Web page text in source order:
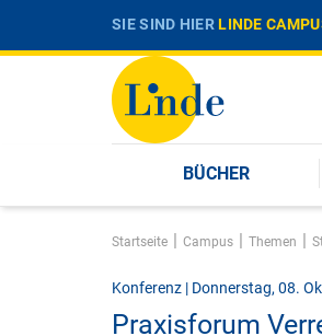
SIE SIND HIERLINDE
BÜCHER
Startseite | Campus | Themen |
Konferenz | Donnerstag, 08.
Praxisforum